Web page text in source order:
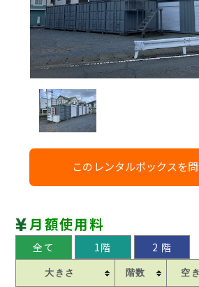
このレンタルボックスを
月額使用料
全て 1階 2 階
大きさ 階数 空